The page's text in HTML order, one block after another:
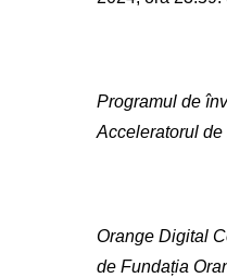
Programul de
Acceleratorul de
Orange Digital
de Fundația